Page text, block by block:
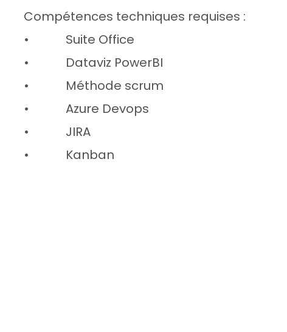
Compétences techniques requises :
• Suite Office
• Dataviz PowerBI
• Méthode scrum
• Azure Devops
• JIRA
• Kanban